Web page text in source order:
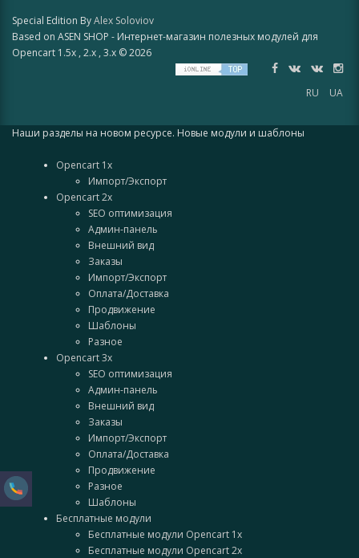
Special Edition ByAlex Soloviov
Based on ASEN SHOP - Интернет-магазин полезных модулей для
Opencart 1.5x , 2.x , 3.x © 2026
RU UA
Наши разделы на новом ресурсе. Новые модули и шаблоны
Opencart 1x
Импорт/Экспорт
Opencart 2x
SEO оптимизация
Админ-панель
Внешний вид
Заказы
Импорт/Экспорт
Оплата/Доставка
Продвижение
Шаблоны
Разное
Opencart 3x
SEO оптимизация
Админ-панель
Внешний вид
Заказы
Импорт/Экспорт
Оплата/Доставка
Продвижение
Разное
Шаблоны
Бесплатные модули
Бесплатные модули Opencart 1x
Бесплатные модули Opencart 2x